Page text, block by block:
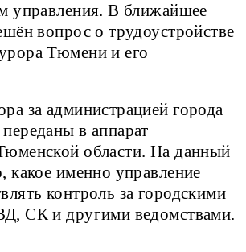
управления. В ближайшее
вопрос о трудоустройстве
Тюмени и его
за администрацией города
в аппарат
области. На данный
какое именно управление
контроль за городскими
СК и другими ведомствами.